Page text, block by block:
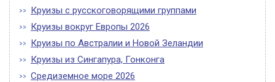
Круизы с русскоговорящими группами
Круизы вокруг Европы 2026
Круизы по Австралии и Новой Зеландии
Круизы из Сингапура, Гонконга
Средиземное море 2026